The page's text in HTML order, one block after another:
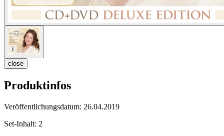
close
Produktinfos
Veröffentlichungsdatum: 26.04.2019
Set-Inhalt: 2